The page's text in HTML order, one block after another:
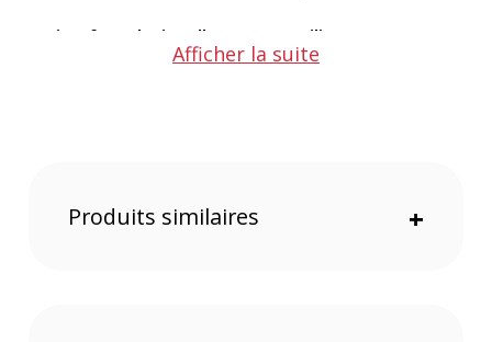
Points forts des jumelles Pentax Papilio III 8.5x21 WR
prismes BaK4
Afficher la suite
Produits similaires +